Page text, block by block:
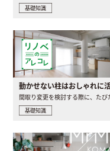
基礎知識
基礎知識